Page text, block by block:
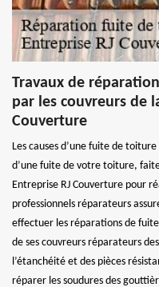
Travaux de
par les couvreurs de
Couverture
Les causes d’une fuite de
d’une fuite de votre toiture,
Entreprise RJ Couverture pour
professionnels réparateurs
effectuer les réparations de
de ses couvreurs réparateurs
l’étanchéité et des pièces
réparer les soudures des